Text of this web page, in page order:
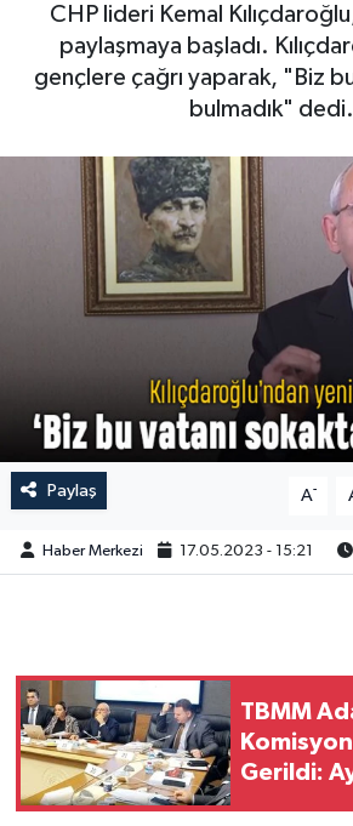
CHP lideri Kemal
paylaşmaya başladı.
gençlere çağrı yaparak, "Biz
bulmadık" dedi.
Paylaş A-
Haber Merkezi 17.05.2023 - 15:21
TBMM
Gerildi: